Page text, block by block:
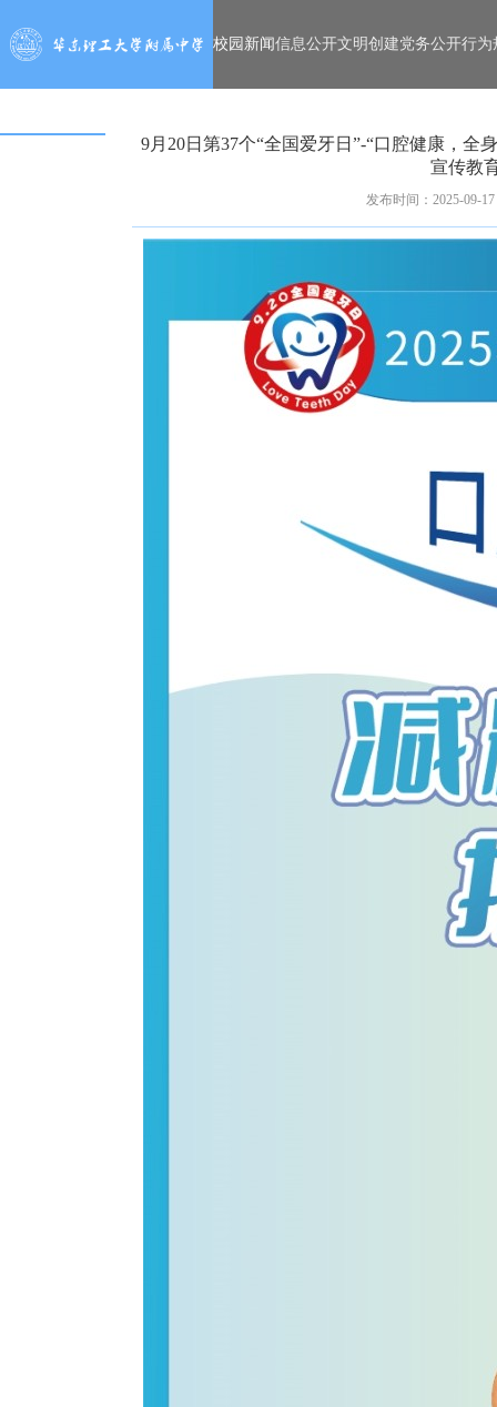
校园新闻信息公开文明创建党务公开行为
9月20日第37个“全国爱牙日”-“口腔健康，全
宣传教
发布时间：2025-09-17